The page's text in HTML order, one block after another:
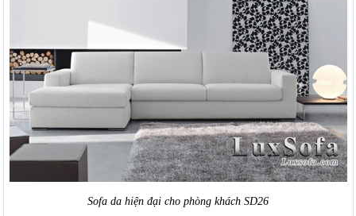
Sofa da hiện đại cho phòng khách SD26